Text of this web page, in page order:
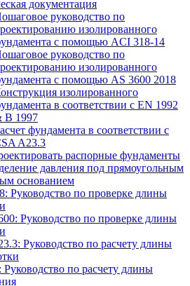
документация
руководство по
изолированного
с помощью ACI 318-14
руководство по
изолированного
с помощью AS 3600 2018
изолированного
в соответствии с EN 1992
В 1997
фундамента в соответствии с
A23.3
распорные фундаменты
давления под прямоугольным
основанием
Руководство по проверке длины
Руководство по проверке длины
Руководство по расчету длины
по расчету длины